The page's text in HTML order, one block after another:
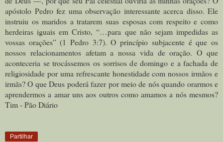
apóstolo Pedro fez uma observação interessante acerca disso. Ele
instruiu os maridos a tratarem suas esposas com respeito e como
herdeiras iguais em Cristo, “…para que não sejam impedidas as
vossas orações” (1 Pedro 3:7). O princípio subjacente é que os
nossos relacionamentos afetam a nossa vida de oração. O que
aconteceria se trocássemos os sorrisos de domingo e a fachada de
religiosidade por uma refrescante honestidade com nossos irmãos e
irmãs? O que Deus poderá fazer por meio de nós quando orarmos e
aprendermos a amar uns aos outros como amamos a nós mesmos?
Tim - Pão Diário
Partilhar